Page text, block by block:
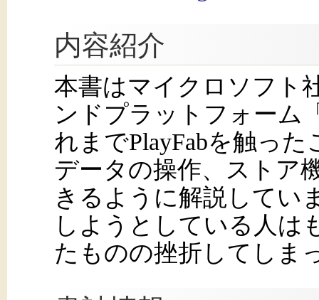
内容紹介
本書はマイクロソフト
ンドプラットフォーム
れまでPlayFabを触っ
データの操作、ストア
きるように解説してい
しようとしている人は
たものの挫折してしま